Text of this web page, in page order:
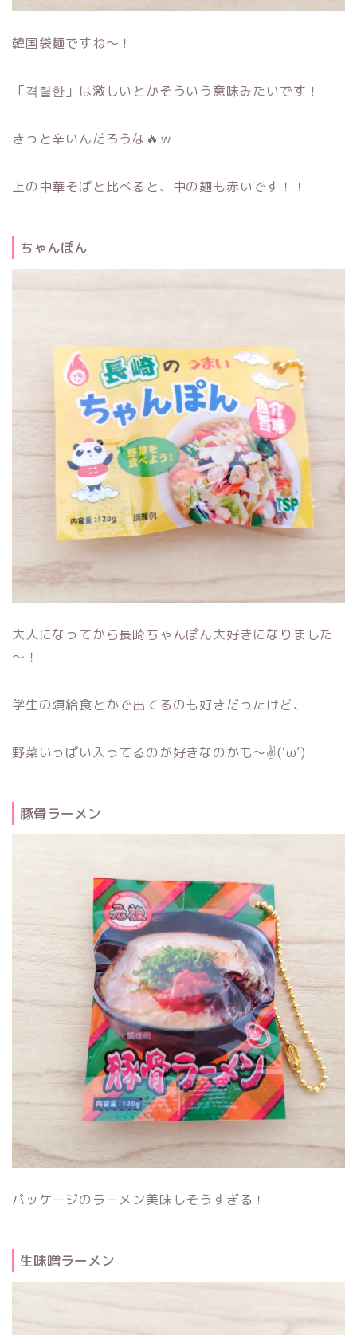
韓国袋麺ですね～！
「격렬한」は激しいとかそういう意味みたいです！
きっと辛いんだろうな🔥ｗ
上の中華そばと比べると、中の麺も赤いです！！
ちゃんぽん
大人になってから長崎ちゃんぽん大好きになりました
～！
学生の頃給食とかで出てるのも好きだったけど、
野菜いっぱい入ってるのが好きなのかも～✌(‘ω’)
豚骨ラーメン
パッケージのラーメン美味しそうすぎる！
生味噌ラーメン